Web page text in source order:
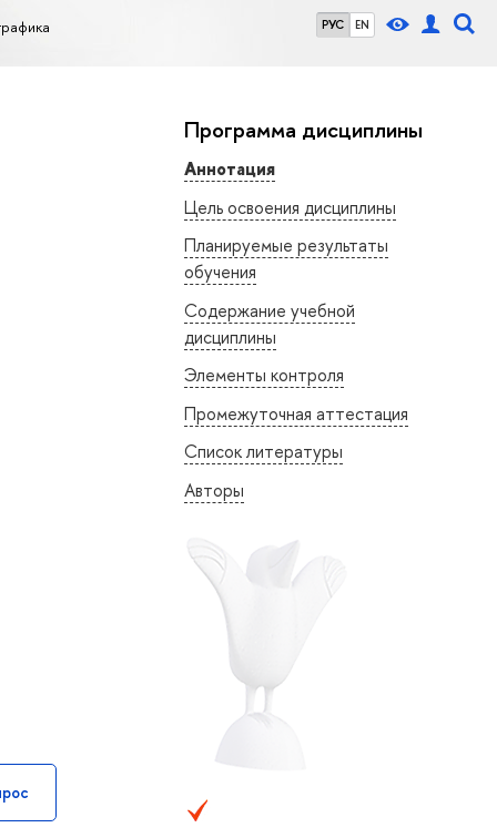
РУС EN
Программа дисциплины
Аннотация
Цель освоения дисциплины
Планируемые результаты
обучения
Содержание учебной
дисциплины
Элементы контроля
Промежуточная аттестация
Список литературы
Авторы